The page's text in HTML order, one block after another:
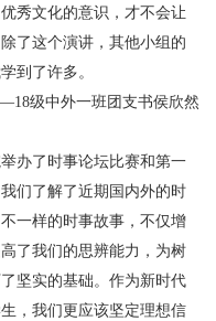
秀文化的意识，才不会让
了这个演讲，其他小组的
到了许多。
级中外一班团支书侯欣然
办了时事论坛比赛和第一
们了解了近期国内外的时
一样的时事故事，不仅增
了我们的思辨能力，为树
坚实的基础。作为新时代
，我们更应该坚定理想信